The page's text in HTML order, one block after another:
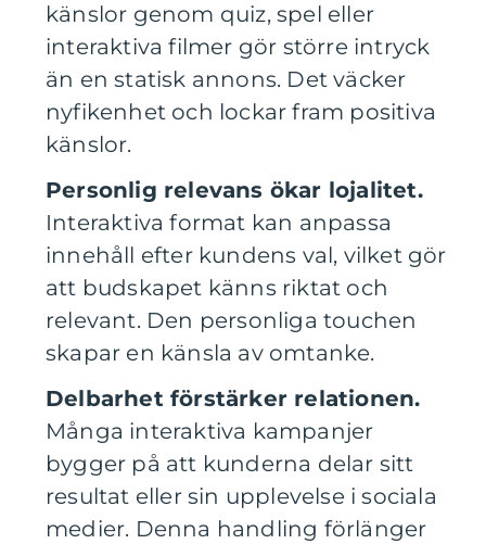
känslor genom quiz, spel eller
interaktiva filmer gör större intryck
än en statisk annons. Det väcker
nyfikenhet och lockar fram positiva
känslor.
Personlig relevans ökar lojalitet.
Interaktiva format kan anpassa
innehåll efter kundens val, vilket gör
att budskapet känns riktat och
relevant. Den personliga touchen
skapar en känsla av omtanke.
Delbarhet förstärker relationen.
Många interaktiva kampanjer
bygger på att kunderna delar sitt
resultat eller sin upplevelse i sociala
medier. Denna handling förlänger